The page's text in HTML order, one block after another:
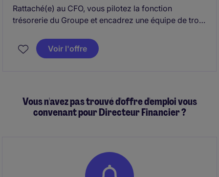
Rattaché(e) au CFO, vous pilotez la fonction
trésorerie du Groupe et encadrez une équipe de trois
flux financiers, des financements, des relations
bancaires et des prévisions de trésorerie, tout en
Voir l'offre
Vous n'avez pas trouvé d'offre d'emploi vous
convenant pour Directeur Financier ?